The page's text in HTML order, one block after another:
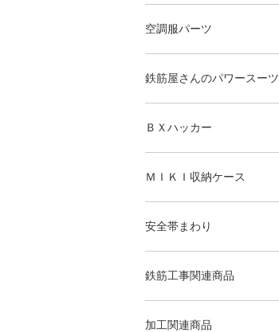
空調服パーツ
鉄筋屋さんのパワースーツ
ＢＸハッカー
ＭＩＫＩ収納ケース
安全帯まわり
鉄筋工事関連商品
加工関連商品